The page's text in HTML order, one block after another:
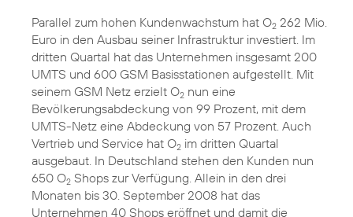
Parallel zum hohen Kundenwachstum hat O2 262 Mio.
Euro in den Ausbau seiner Infrastruktur investiert. Im
dritten Quartal hat das Unternehmen insgesamt 200
UMTS und 600 GSM Basisstationen aufgestellt. Mit
seinem GSM Netz erzielt O2 nun eine
Bevölkerungsabdeckung von 99 Prozent, mit dem
UMTS-Netz eine Abdeckung von 57 Prozent. Auch
Vertrieb und Service hat O2 im dritten Quartal
ausgebaut. In Deutschland stehen den Kunden nun
650 O2 Shops zur Verfügung. Allein in den drei
Monaten bis 30. September 2008 hat das
Unternehmen 40 Shops eröffnet und damit die